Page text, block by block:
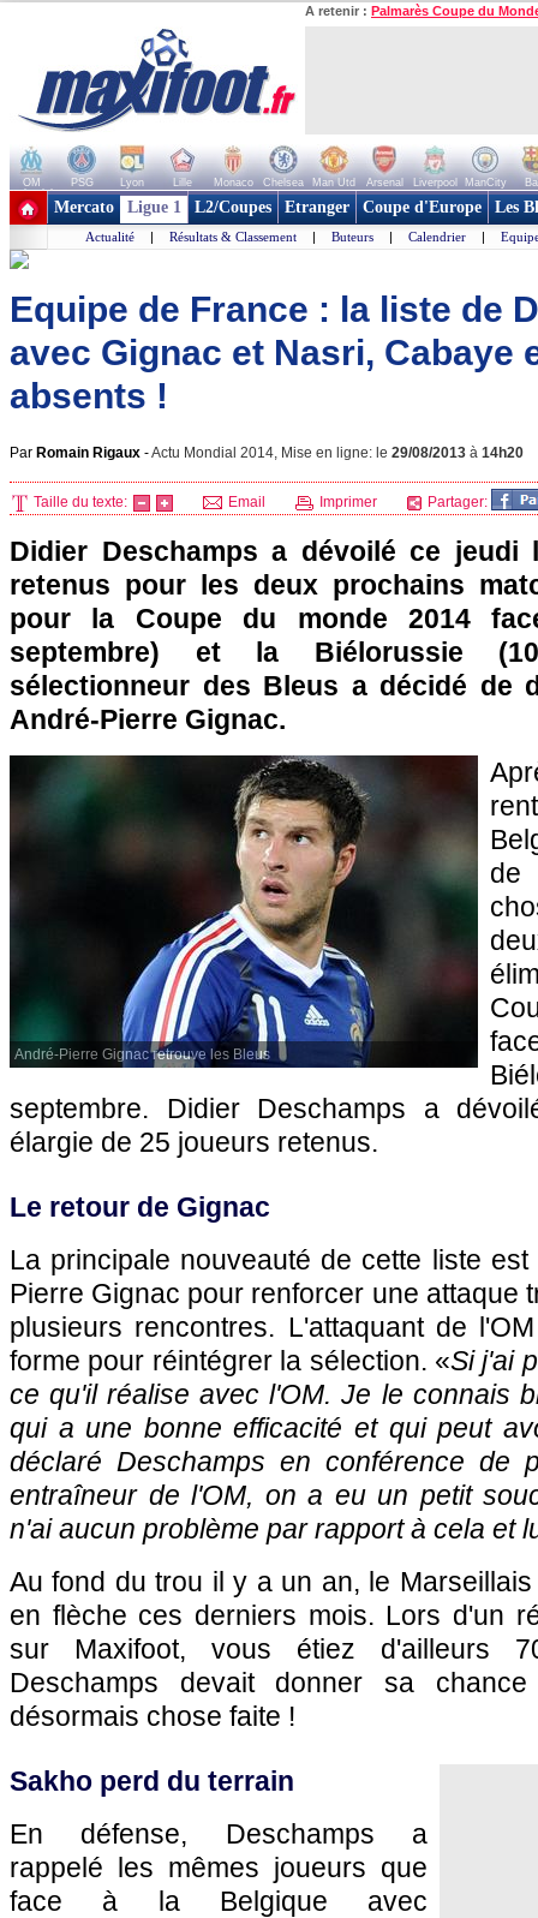
A retenir : Palmarès Coupe du
OM PSG Lyon Lille Monaco Chelsea Man Utd Arsenal Liverpool ManCity
+ de clubs
Mercato Ligue 1 L2/Coupes Etranger Coupe d'Europe Les
Actualité | Résultats & Classement | Buteurs | Calendrier |
Equipe de France : la liste de
avec Gignac et Nasri, Cabaye
absents !
Par Romain Rigaux -Actu Mondial 2014, Mise en ligne: le 29/08/2013 à 14h20
Taille du texte: Email Imprimer Partager:
Didier Deschamps a dévoilé ce
retenus pour les deux prochains
pour la Coupe du monde 2014
septembre) et la Biélorussie
sélectionneur des Bleus a décidé de
André-Pierre Gignac.
André-Pierre Gignac retrouve les Bleus
de
septembre. Didier Deschamps a
élargie de 25 joueurs retenus.
Le retour de Gignac
La principale nouveauté de cette liste
Pierre Gignac pour renforcer une attaque
plusieurs rencontres. L'attaquant de l'OM
forme pour réintégrer la sélection. «Si j'ai
ce qu'il réalise avecl'OM. Je le connais
qui a une bonne efficacité et qui peut
déclaré Deschamps en conférence de
entraîneur del'OM, on a eu un petit
n'ai aucun problème par rapport à cela et
Au fond du trou il y a un an, le
en flèche ces derniers mois. Lors d'un
sur Maxifoot, vous étiez d'ailleurs
Deschamps devait donner sa
désormais chose faite !
Sakho perd du terrain
En défense, Deschamps a
rappelé les mêmes joueurs que
face à la Belgique avec